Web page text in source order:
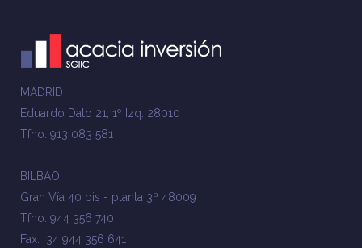
MADRID
Eduardo Dato 21, 1º Izq. 28010
Tfno: 913 083 581
BILBAO
Gran Vía 40 bis - planta 3ª 48009
Tfno: 944 356 740
Fax: 34 944 356 641